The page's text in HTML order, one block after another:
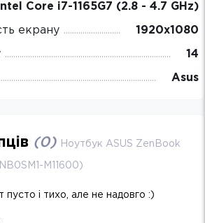
Intel Core i7-1165G7 (2.8 - 4.7 GHz)
екрану 1920х1080
14
Asus
(0) Ноутбук ASUS ZenBook
M11600)
пусто і тихо, але не надовго :)